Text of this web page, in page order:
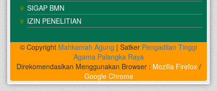
SIGAP BMN
IZIN PENELITIAN
© Copyright Mahkamah Agung | Satker Pengadilan Tinggi
Agama Palangka Raya
Direkomendasikan Menggunakan Browser : Mozilla Firefox/
Google Chrome